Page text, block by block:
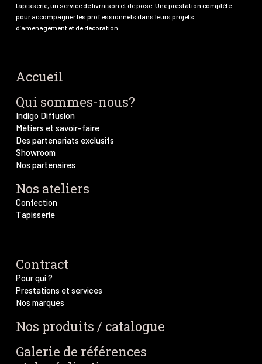
tapisserie, un service de livraison et de pose. Une prestation complète
pour accompagner les professionnels dans leurs projets
d’aménagement et de décoration.
Accueil
Qui sommes-nous?
Indigo Diffusion
Métiers et savoir-faire
Des partenariats exclusifs
Showroom
Nos partenaires
Nos ateliers
Confection
Tapisserie
Contract
Pour qui ?
Prestations et services
Nos marques
Nos produits / catalogue
Galerie de références